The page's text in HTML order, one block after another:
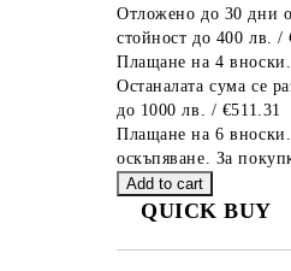
Отложено до 30 дни
стойност до 400 лв. /
Плащане на 4 вноски.
Останалата сума се
до 1000 лв. / €511.31
Плащане на 6 вноски.
оскъпяване. За
QUICK BUY